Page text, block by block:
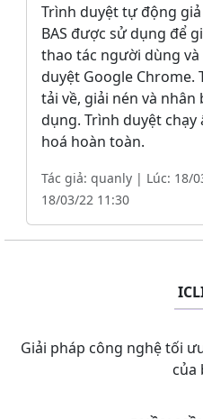
Trình duyệt tự động
BAS được sử dụng để
thao tác người dùng
duyệt Google Chrome.
tải về, giải nén và
dụng. Trình duyệt
hoá hoàn toàn.
Tác giả: quanly | Lúc: 18/
18/03/22 11:30
Giải pháp công nghệ tối
của